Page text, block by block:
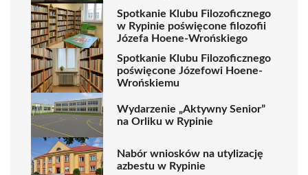
Spotkanie Klubu Filozoficznego
w Rypinie poświęcone filozofii
Józefa Hoene-Wrońskiego
Spotkanie Klubu Filozoficznego
poświęcone Józefowi Hoene-
Wrońskiemu
Wydarzenie „Aktywny Senior”
na Orliku w Rypinie
Nabór wniosków na utylizację
azbestu w Rypinie